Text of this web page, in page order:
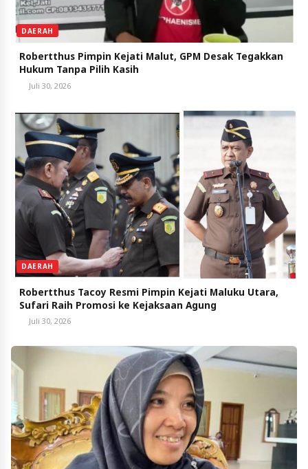
DAERAH
Robertthus Pimpin Kejati Malut, GPM Desak Tegakkan
Hukum Tanpa Pilih Kasih
Juli 30, 2026
DAERAH
Robertthus Tacoy Resmi Pimpin Kejati Maluku Utara,
Sufari Raih Promosi ke Kejaksaan Agung
Juli 30, 2026